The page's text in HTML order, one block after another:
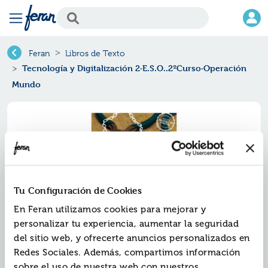
Tu Configuración de Cookies
En Feran utilizamos cookies para mejorar y
personalizar tu experiencia, aumentar la seguridad
del sitio web, y ofrecerte anuncios personalizados en
Redes Sociales. Además, compartimos información
Feran Libros de Texto
Tecnología y Digitalización 2·E.S.O..2ºCurso·Operación
Mundo
Tecnología y digitalización